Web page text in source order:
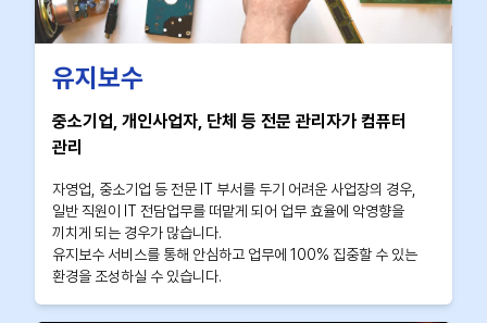
유지보수
중소기업, 개인사업자, 단체 등 전문 관리자가 컴퓨터
관리
자영업, 중소기업 등 전문 IT 부서를 두기 어려운 사업장의 경우,
일반 직원이 IT 전담업무를 떠맡게 되어 업무 효율에 악영향을
끼치게 되는 경우가 많습니다.
유지보수 서비스를 통해 안심하고 업무에 100% 집중할 수 있는
환경을 조성하실 수 있습니다.